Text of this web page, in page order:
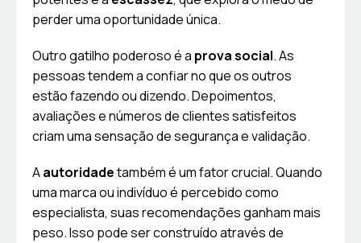
perder uma oportunidade única.
Outro gatilho poderoso é a prova social. As
pessoas tendem a confiar no que os outros
estão fazendo ou dizendo. Depoimentos,
avaliações e números de clientes satisfeitos
criam uma sensação de segurança e validação.
Aautoridadetambém é um fator crucial. Quando
uma marca ou indivíduo é percebido como
especialista, suas recomendações ganham mais
peso. Isso pode ser construído através de